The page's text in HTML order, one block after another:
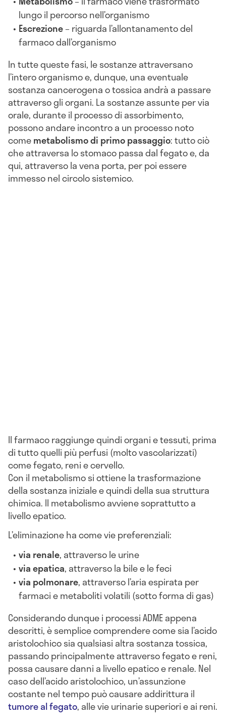
lungo il percorso nell’organismo
Escrezione– riguarda l’allontanamento del
farmaco dall’organismo
In tutte queste fasi, le sostanze attraversano
l’intero organismo e, dunque, una eventuale
sostanza cancerogena o tossica andrà a passare
attraverso gli organi. La sostanze assunte per via
orale, durante il processo di assorbimento,
possono andare incontro a un processo noto
comemetabolismo di primo passaggio:tutto ciò
che attraversa lo stomaco passa dal fegato e, da
qui, attraverso la vena porta, per poi essere
immesso nel circolo sistemico.
Il farmaco raggiunge quindi organi e tessuti, prima
di tutto quelli più perfusi (molto vascolarizzati)
come fegato, reni e cervello.
Con il metabolismo si ottiene la trasformazione
della sostanza iniziale e quindi della sua struttura
chimica. Il metabolismo avviene soprattutto a
livello epatico.
L’eliminazione ha come vie preferenziali:
via renale, attraverso le urine
via epatica, attraverso la bile e le feci
via polmonare, attraverso l’aria espirata per
farmaci e metaboliti volatili (sotto forma di gas)
Considerando dunque i processi ADME appena
descritti, è semplice comprendere come sia l’acido
aristolochico sia qualsiasi altra sostanza tossica,
passando principalmente attraverso fegato e reni,
possa causare danni a livello epatico e renale. Nel
caso dell’acido aristolochico, un’assunzione
costante nel tempo può causare addirittura il
tumore al fegato, alle vie urinarie superiori e ai reni.